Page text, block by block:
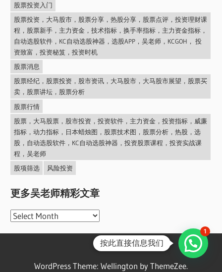
股票投资入门
股票投资，大马股市，股票分享，热股分享，股票点评，投资理财课
程，股票新手，主力资金，技术指标，换手率指标，主力资金指标，
自动选股软件，KC自动选股神器，选股APP，吴老师，KCGOH， 投
资致富，投资秘笈，投资时机
股票消息
股票经纪，股票投资，股市资讯，大马股市，大马股市展望，股票买
卖，股票讲坛，股票分析
股票行情
股票，大马股票，股市投资，投资软件，主力资金，投资指标，威廉
指标，动力指标，日本蜡烛图，股票技术图，股票分析，热股，选
股，自动选股软件，KC自动选股神器，投资股票课程，投资实战课
程，吴老师
股项筛选
风险投资
更多吴老师精彩文章
更
WordPress Theme: Wellington by ThemeZee.
按此直接信息我们
1